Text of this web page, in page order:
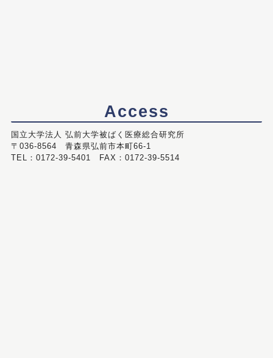
Access
国立大学法人 弘前大学被ばく医療総合研究所
〒036-8564 青森県弘前市本町66-1
TEL：0172-39-5401 FAX：0172-39-5514